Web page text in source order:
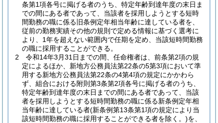
条第1項各号に掲げる者のうち、特定年齢到達年度の末日ま
での間にある者であって、当該者を採用しようとする短時
間勤務の職に係る旧条例定年相当年齢に達している者を、
従前の勤務実績その他の規則で定める情報に基づく選考に
より、1年を超えない範囲内で任期を定め、当該短時間勤務
の職に採用することができる。
2
令和14年3月31日までの間、任命権者は、前条第2項の規
定によるほか、新地方公務員法第22条の5第3項において準
用する新地方公務員法第22条の4第4項の規定にかかわら
ず、組合における附則第3条第2項各号に掲げる者のうち、
特定年齢到達年度の末日までの間にある者であって、当該
者を採用しようとする短時間勤務の職に係る新条例定年相
当年齢に達している者(新条例第13条第1項の規定により当
該短時間勤務の職に採用することができる者を除く。)を、